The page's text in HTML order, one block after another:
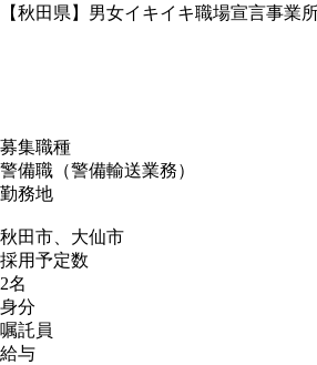
【秋田県】男女イキイキ職場宣言事業
募集職種
警備職（警備輸送業務）
勤務地
秋田市、大仙市
採用予定数
2名
身分
嘱託員
給与